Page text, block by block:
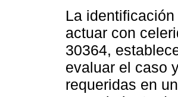
La
actuar con
30364,
evaluar el caso
requeridas en